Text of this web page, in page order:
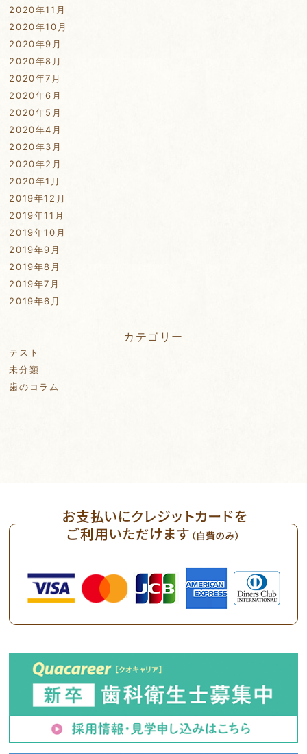
2020年11月
2020年10月
2020年9月
2020年8月
2020年7月
2020年6月
2020年5月
2020年4月
2020年3月
2020年2月
2020年1月
2019年12月
2019年11月
2019年10月
2019年9月
2019年8月
2019年7月
2019年6月
カテゴリー
テスト
未分類
歯のコラム